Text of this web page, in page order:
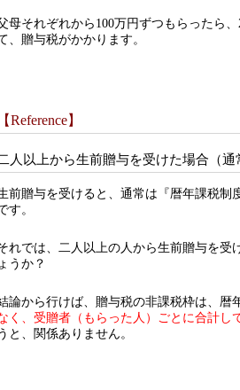
母それぞれから100万円ずつもらったら
、贈与税がかかります。
【Reference】
人以上から生前贈与を受けた場合（通
前贈与を受けると、通常は『暦年課税制
す。
れでは、二人以上の人から生前贈与を受
ょうか？
論から行けば、贈与税の非課税枠は、暦
く、受贈者（もらった人）ごとに合計し
と、関係ありません。